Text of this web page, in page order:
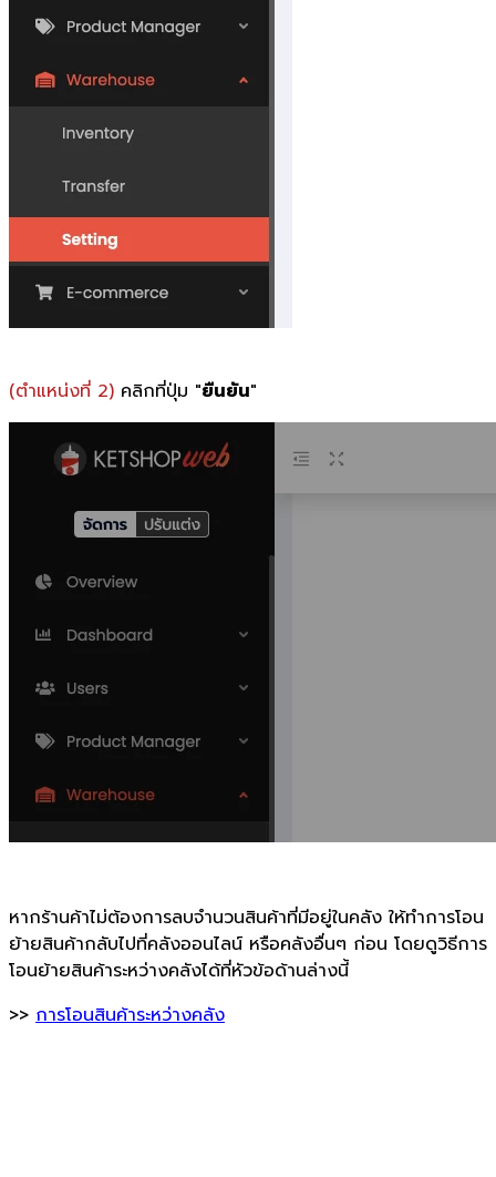
(ตำแหน่งที่ 2) คลิกที่ปุ่ม "ยืนยัน"
หากร้านค้าไม่ต้องการลบจำนวนสินค้าที่มีอยู่ในคลัง ให้ทำการโอน
ย้ายสินค้ากลับไปที่คลังออนไลน์ หรือคลังอื่นๆ ก่อน โดยดูวิธีการ
โอนย้ายสินค้าระหว่างคลังได้ที่หัวข้อด้านล่างนี้
>> การโอนสินค้าระหว่างคลัง